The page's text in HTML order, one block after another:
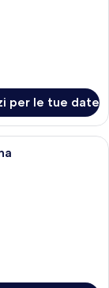
per le tue date
conduce a una